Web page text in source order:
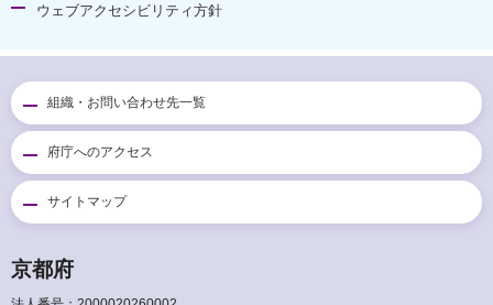
ウェブアクセシビリティ方針
組織・お問い合わせ先一覧
府庁へのアクセス
サイトマップ
京都府